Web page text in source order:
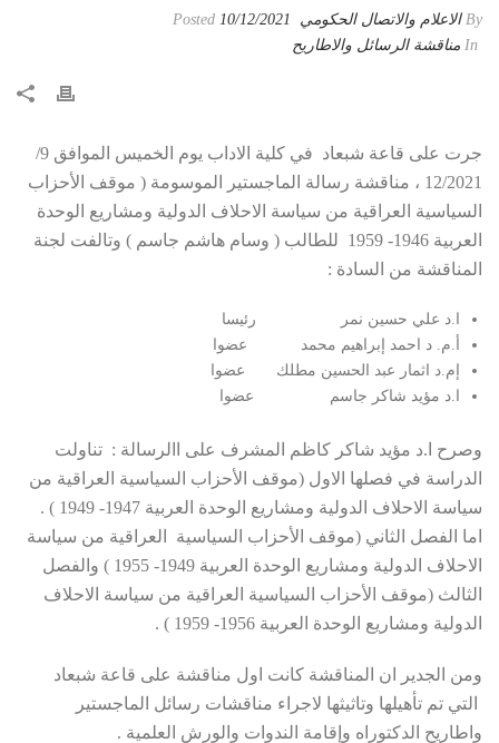
By الاعلام والاتصال الحكومي
10/12/2021
مناقشة الرسائل والاطاريح
جرت على قاعة شبعاد في كلية الاداب يوم الخميس الموافق 9/
12/2021 ، مناقشة رسالة الماجستير الموسومة ( موقف الأحزاب
السياسية العراقية من سياسة الاحلاف الدولية ومشاريع الوحدة
العربية 1946- 1959 للطالب ( وسام هاشم جاسم ) وتالفت لجنة
المناقشة من السادة :
ا.د علي حسين نمر رئيسا
أ.م. د احمد إبراهيم محمد عضوا
إم.د اثمار عبد الحسين مطلك عضوا
ا.د مؤيد شاكر جاسم عضوا
وصرح ا.د مؤيد شاكر كاظم المشرف على االرسالة : تناولت
الدراسة في فصلها الاول (موقف الأحزاب السياسية العراقية من
سياسة الاحلاف الدولية ومشاريع الوحدة العربية 1947- 1949 ) .
اما الفصل الثاني (موقف الأحزاب السياسية العراقية من سياسة
الاحلاف الدولية ومشاريع الوحدة العربية 1949- 1955 ) والفصل
الثالث (موقف الأحزاب السياسية العراقية من سياسة الاحلاف
الدولية ومشاريع الوحدة العربية 1956- 1959 ) .
ومن الجدير ان المناقشة كانت اول مناقشة على قاعة شبعاد
التي تم تأهيلها وتاثيثها لاجراء مناقشات رسائل الماجستير
واطاريح الدكتوراه وإقامة الندوات والورش العلمية .